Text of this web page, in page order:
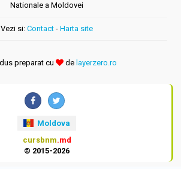
Nationale a Moldovei
Vezi si: Contact - Harta site
preparat cu de layerzero.ro
Moldova
cursbnm.md
© 2015-2026